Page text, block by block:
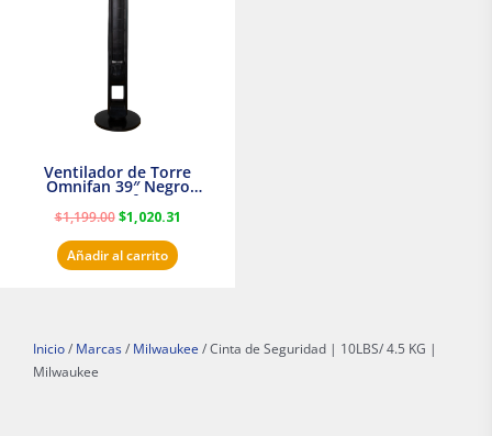
Ventilador de Torre
Omnifan 39″ Negro
Masterfan
$1,199.00 $1,020.31
Añadir al carrito
Inicio / Marcas / Milwaukee / Cinta de Seguridad | 10LBS/ 4.5 KG |
Milwaukee